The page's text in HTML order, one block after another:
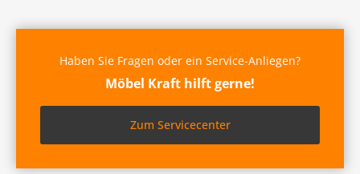
Haben Sie Fragen oder ein Service-Anliegen?
Möbel Kraft hilft gerne!
Zum Servicecenter